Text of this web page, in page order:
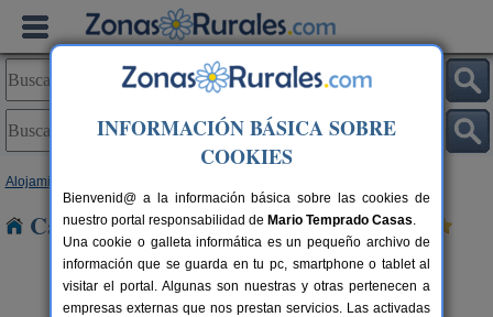
Alojamientos
Casas Rurales cerca de Losana
INFORMACIÓN BÁSICA SOBRE
COOKIES
Bienvenid@ a la información básica sobre las cookies de
nuestro portal responsabilidad de Mario Temprado Casas.
Una cookie o galleta informática es un pequeño archivo de
información que se guarda en tu pc, smartphone o tablet al
visitar el portal. Algunas son nuestras y otras pertenecen a
empresas externas que nos prestan servicios. Las activadas